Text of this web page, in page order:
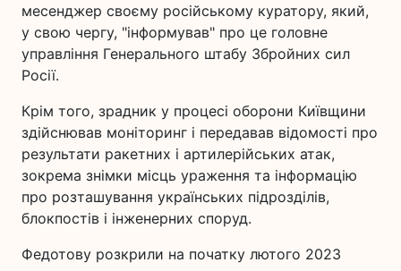
месенджер своєму російському куратору, який,
у свою чергу, "інформував" про це головне
управління Генерального штабу Збройних сил
Росії.
Крім того, зрадник у процесі оборони Київщини
здійснював моніторинг і передавав відомості про
результати ракетних і артилерійських атак,
зокрема знімки місць ураження та інформацію
про розташування українських підрозділів,
блокпостів і інженерних споруд.
Федотову розкрили на початку лютого 2023